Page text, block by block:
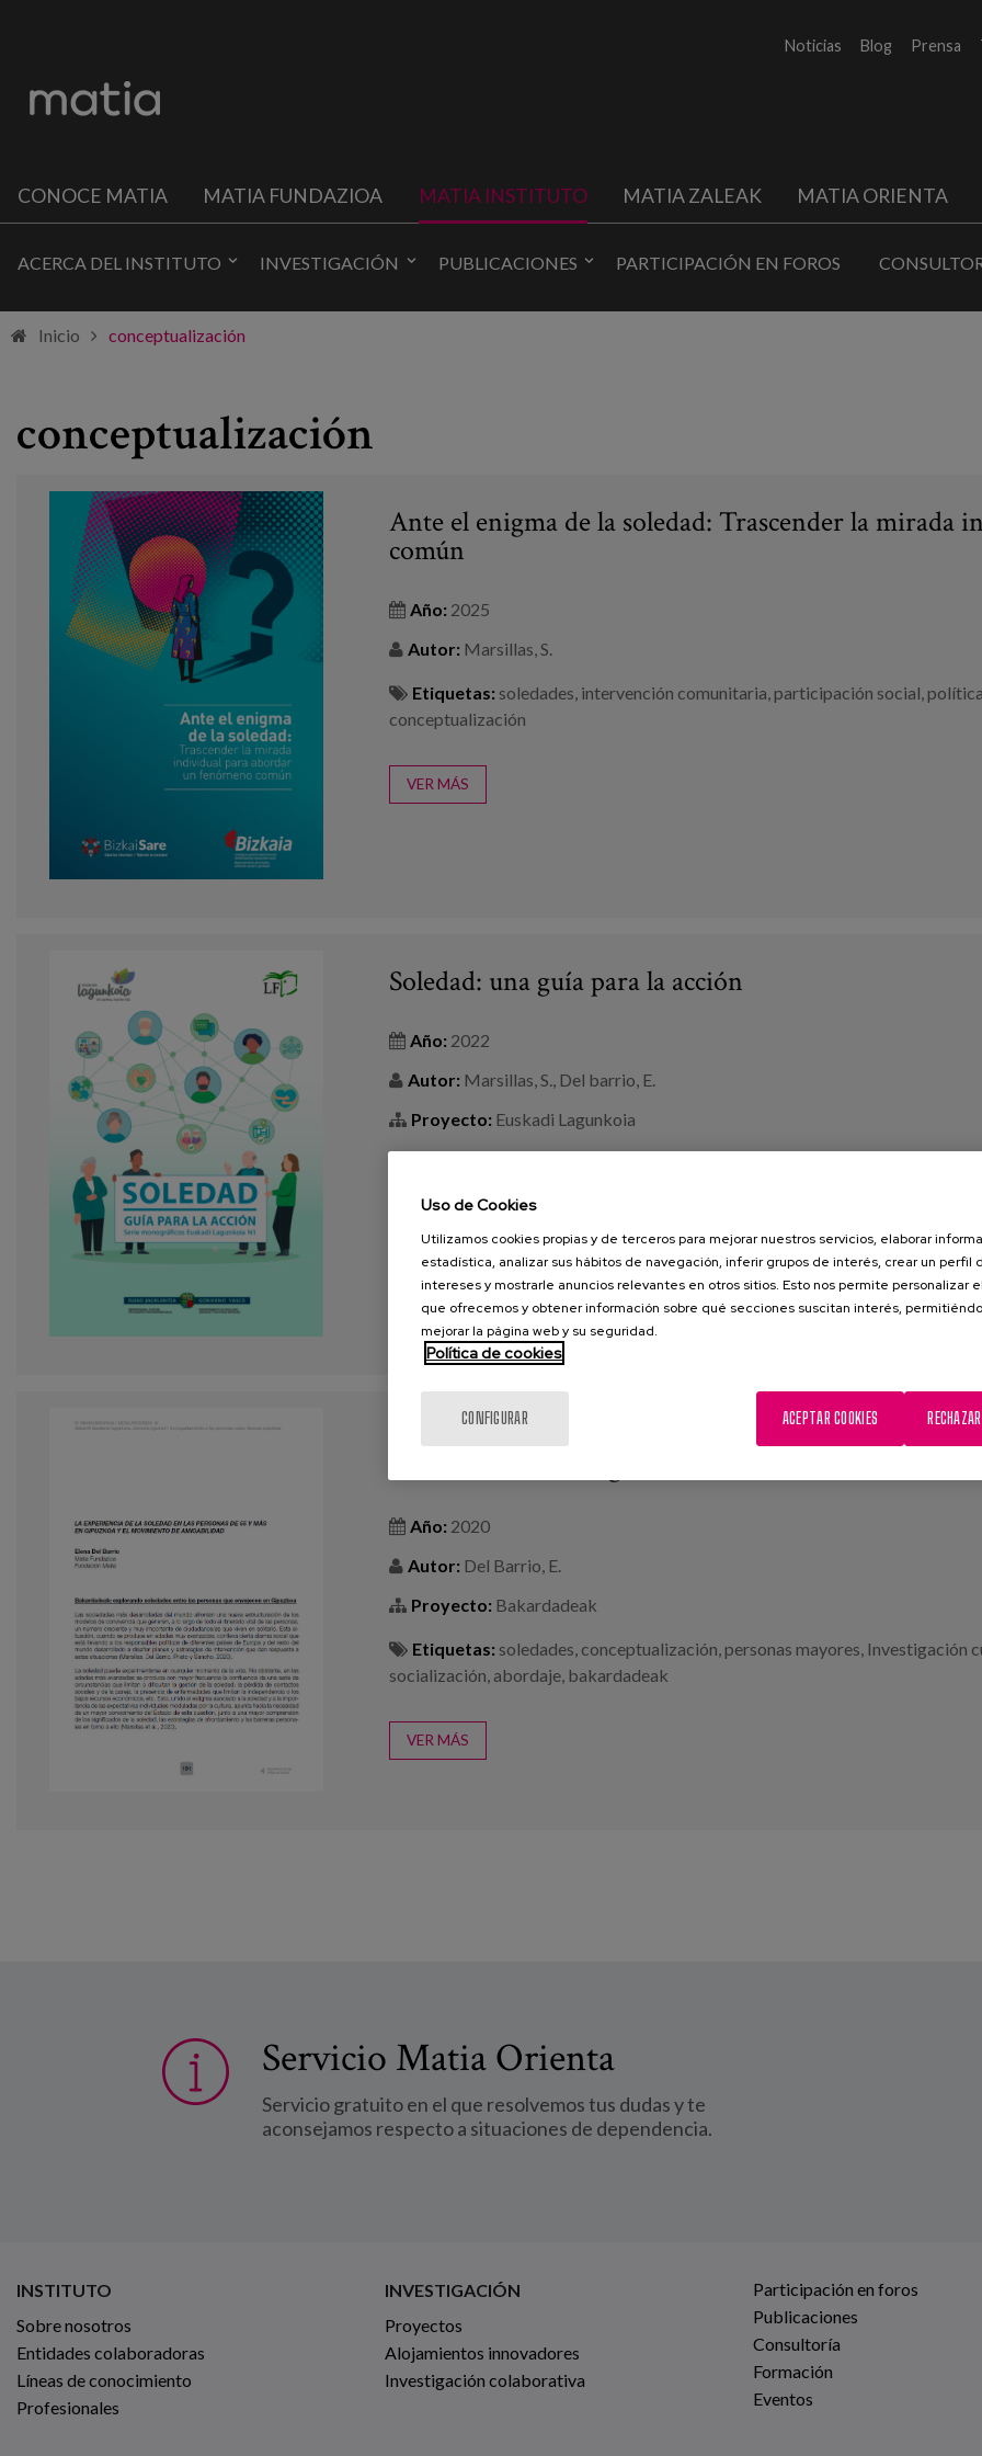
Noticias Blog Prensa
CONOCE MATIA MATIA FUNDAZIOA MATIA INSTITUTO MATIA ZALEAK MATIA ORIENTA
ACERCA DEL INSTITUTO INVESTIGACIÓN PUBLICACIONES PARTICIPACIÓN EN FOROS
Inicio conceptualización
conceptualización
Ante el enigma de la soledad: Trascender la
común
Año: 2025
Autor: Marsillas, S.
Etiquetas: soledades, intervención comunitaria,participación social,
conceptualización
VER MÁS
Soledad: una guía para la acción
Año: 2022
Autor: Marsillas, S., Del barrio, E.
Proyecto: Euskadi Lagunkoia
Etiquetas:Soledad
buenas prácticas,prevención
VER MÁS
La experiencia de la soledad en las personas
Año: 2020
Autor: Del Barrio, E.
Proyecto: Bakardadeak
Etiquetas: soledades, conceptualización,personas mayores, Investigación
socialización, abordaje, bakardadeak
VER MÁS
Servicio Matia Orienta
Servicio gratuito en el que resolvemos tus dudas y te
aconsejamos respecto a situaciones de dependencia.
INSTITUTO
Sobre nosotros
Entidades colaboradoras
Líneas de conocimiento
Profesionales
INVESTIGACIÓN
Proyectos
Alojamientos innovadores
Investigación colaborativa
Participación en foros
Publicaciones
Consultoría
Formación
Eventos
Uso de Cookies
Utilizamos cookies propias y de terceros para mejorar nuestros servicios, elaborar
estadística, analizar sus hábitos de navegación, inferir grupos de interés, crear un perfil
intereses y mostrarle anuncios relevantes en otros sitios. Esto nos permite personalizar
que ofrecemos y obtener información sobre qué secciones suscitan interés,
mejorar la página web y su seguridad.
Política de cookies
CONFIGURAR ACEPTAR COOKIES